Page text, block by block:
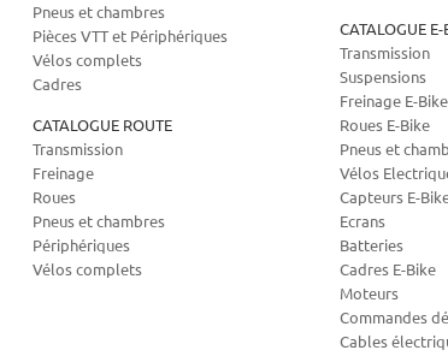
Pneus et chambres
Pièces VTT et Périphériques
Vélos complets
Cadres
CATALOGUE ROUTE
Transmission
Freinage
Roues
Pneus et chambres
Périphériques
Vélos complets
CATALOGUE E-
Transmission
Suspensions
Freinage E-Bike
Roues E-Bike
Pneus et
Vélos
Capteurs E-
Ecrans
Batteries
Cadres E-Bike
Moteurs
Commandes
Cables